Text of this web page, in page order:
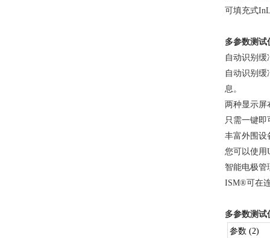
可填充式
多参数测试
自动识别缓
自动识别
息。
两种显示屏
只需一键即
丰富外围设
您可以使用
智能电极管
ISM®可在
多参数测试
参数 (2)